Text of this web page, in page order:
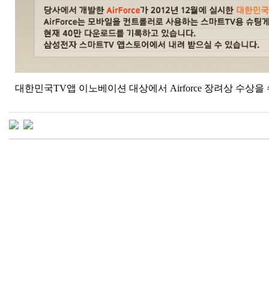
대한민국TV앱 이노베이션 대상에서 Airforce 장려상 수상을